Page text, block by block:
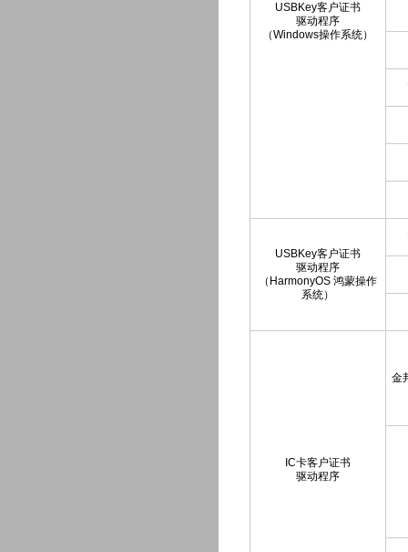
USBKey客户证书
驱动程序
（Windows操作系统）
USBKey客户证书
驱动程序
（HarmonyOS 鸿蒙操作
系统）
IC卡客户证书
驱动程序
金